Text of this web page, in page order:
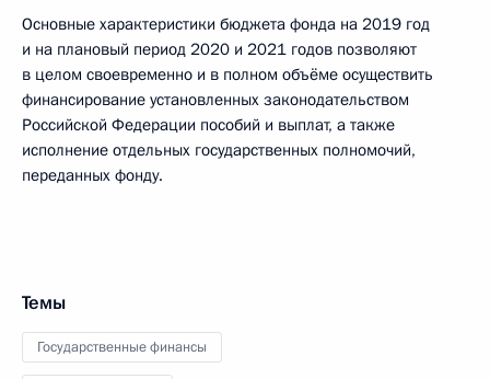
Основные характеристики бюджета фонда на 2019 год
и на плановый период 2020 и 2021 годов позволяют
в целом своевременно и в полном объёме осуществить
финансирование установленных законодательством
Российской Федерации пособий и выплат, а также
исполнение отдельных государственных полномочий,
переданных фонду.
Темы
Государственные финансы